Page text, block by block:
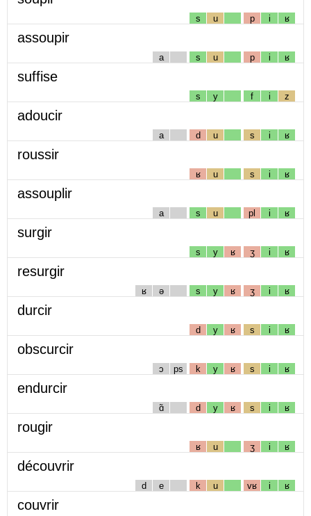
s u p i ʁ
assoupir
a s u p i ʁ
suffise
s y f i z
adoucir
a d u s i ʁ
roussir
ʁ u s i ʁ
assouplir
a s u pl i ʁ
surgir
s y ʁ ʒ i ʁ
resurgir
ʁ ə s y ʁ ʒ i ʁ
durcir
d y ʁ s i ʁ
obscurcir
ɔ ps k y ʁ s i ʁ
endurcir
ɑ̃ d y ʁ s i ʁ
rougir
ʁ u ʒ i ʁ
découvrir
d e k u vʁ i ʁ
couvrir